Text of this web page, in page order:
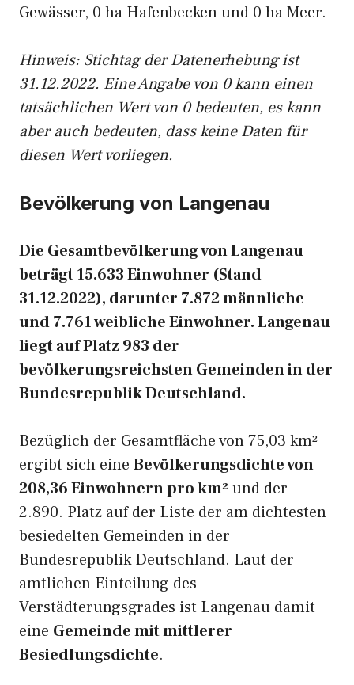
Gewässer, 0 ha Hafenbecken und 0 ha Meer.
Hinweis: Stichtag der Datenerhebung ist
31.12.2022. Eine Angabe von 0 kann einen
tatsächlichen Wert von 0 bedeuten, es kann
aber auch bedeuten, dass keine Daten für
diesen Wert vorliegen.
Bevölkerung von Langenau
Die Gesamtbevölkerung von Langenau
beträgt 15.633 Einwohner (Stand
31.12.2022), darunter 7.872 männliche
und 7.761 weibliche Einwohner. Langenau
liegt auf Platz 983 der
bevölkerungsreichsten Gemeinden in der
Bundesrepublik Deutschland.
Bezüglich der Gesamtfläche von 75,03 km²
ergibt sich eine Bevölkerungsdichte von
208,36 Einwohnern pro km² und der
2.890. Platz auf der Liste der am dichtesten
besiedelten Gemeinden in der
Bundesrepublik Deutschland. Laut der
amtlichen Einteilung des
Verstädterungsgrades ist Langenau damit
eine Gemeinde mit mittlerer
Besiedlungsdichte.